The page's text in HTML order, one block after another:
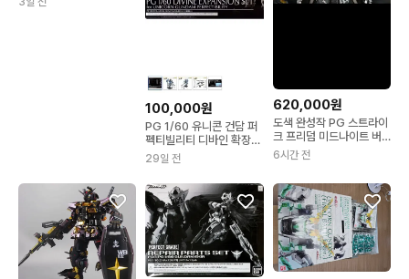
100,000원
PG 1/60 유니콘 건담 퍼
펙티빌리티 디바인 확장
세트
29일 전
620,000원
도색 완성작 PG 스트라이
크 프리덤 미드나이트 버
전
6시간 전